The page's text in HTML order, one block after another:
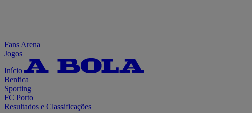
Fans Arena
Jogos
Início
Benfica
Sporting
FC Porto
Resultados e Classificações